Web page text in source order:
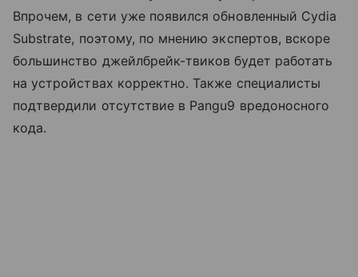
Впрочем, в сети уже появился обновленный Cydia
Substrate, поэтому, по мнению экспертов, вскоре
большинство джейлбрейк-твиков будет работать
на устройствах корректно. Также специалисты
подтвердили отсутствие в Pangu9 вредоносного
кода.